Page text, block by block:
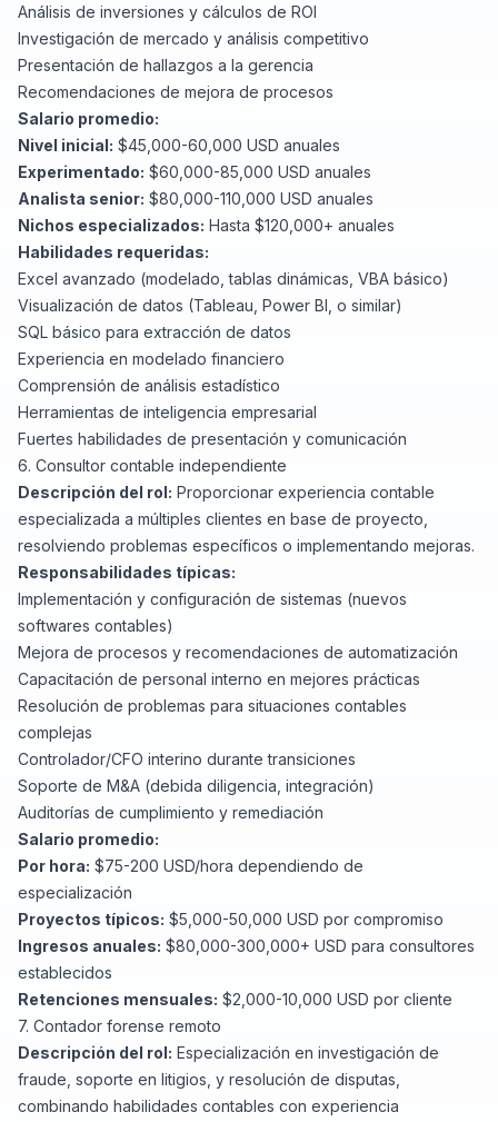
Análisis de inversiones y cálculos de ROI
Investigación de mercado y análisis competitivo
Presentación de hallazgos a la gerencia
Recomendaciones de mejora de procesos
Salario promedio:
Nivel inicial: $45,000-60,000 USD anuales
Experimentado: $60,000-85,000 USD anuales
Analista senior: $80,000-110,000 USD anuales
Nichos especializados: Hasta $120,000+ anuales
Habilidades requeridas:
Excel avanzado (modelado, tablas dinámicas, VBA básico)
Visualización de datos (Tableau Power BI , o similar)
SQL básico para extracción de datos
Experiencia en modelado financiero
Comprensión de análisis estadístico
Herramientas de inteligencia empresarial
Fuertes habilidades de presentación y comunicación
6. Consultor contable independiente
Descripción del rol: Proporcionar experiencia contable
especializada a múltiples clientes en base de proyecto,
resolviendo problemas específicos o implementando mejoras.
Responsabilidades típicas:
Implementación y configuración de sistemas (nuevos
softwares contables)
Mejora de procesos y recomendaciones de automatización
Capacitación de personal interno en mejores prácticas
Resolución de problemas para situaciones contables
complejas
Controlador/CFO interino durante transiciones
Soporte de M&A (debida diligencia, integración)
Auditorías de cumplimiento y remediación
Salario promedio:
Por hora: $75-200 USD/hora dependiendo de
especialización
Proyectos típicos: $5,000-50,000 USD por compromiso
Ingresos anuales: $80,000-300,000+ USD para consultores
establecidos
Retenciones mensuales: $2,000-10,000 USD por cliente
7. Contador forense remoto
Descripción del rol: Especialización en investigación de
fraude, soporte en litigios, y resolución de disputas,
combinando habilidades contables con experiencia